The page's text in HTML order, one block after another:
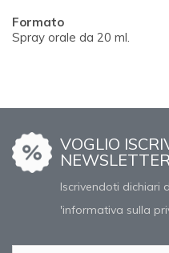
Formato
Spray orale da 20 ml.
VOGLIO
NEWSLETTER
Iscrivendoti dichiari
'informativa sulla